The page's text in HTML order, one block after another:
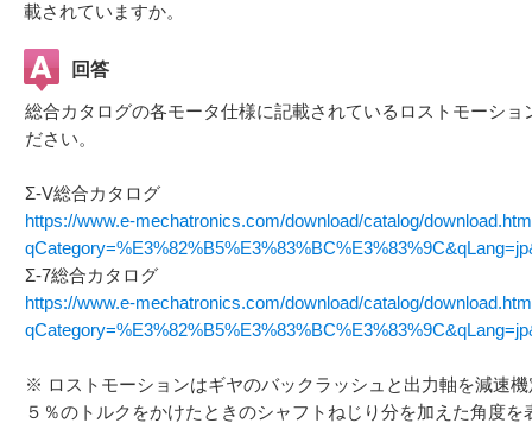
載されていますか。
回答
総合カタログの各モータ仕様に記載されているロストモーショ
ださい。
Σ-V総合カタログ
https://www.e-mechatronics.com/download/catalog/
Σ-7総合カタログ
https://www.e-mechatronics.com/download/catalog/
※ ロストモーションはギヤのバックラッシュと出力軸を減速
５％のトルクをかけたときのシャフトねじり分を加えた角度を